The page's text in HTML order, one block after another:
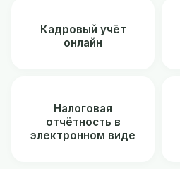
Кадровый учёт
онлайн
Налоговая
отчётность в
электронном виде